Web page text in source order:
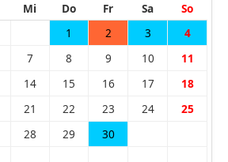
Mi Do Fr Sa So
1 2 3 4
7 8 9 10 11
14 15 16 17 18
21 22 23 24 25
28 29 30